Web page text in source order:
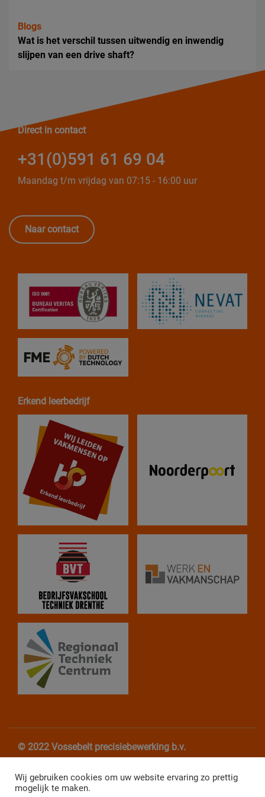
Blogs
Wat is het verschil tussen uitwendig en inwendig
slijpen van een drive shaft?
Wij gebruiken cookies om uw website ervaring zo prettig
mogelijk te maken.
Direct in contact
+31(0)591 61 69 04
Maandag t/m vrijdag van 07:15 - 16:00 uur
Naar contact
Erkend leerbedrijf
© 2022 Vossebelt precisiebewerking b.v.
Algemene Voorwaarden
Privacy verklaring